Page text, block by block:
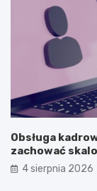
Obsługa
zachować
4 sierpnia 2026